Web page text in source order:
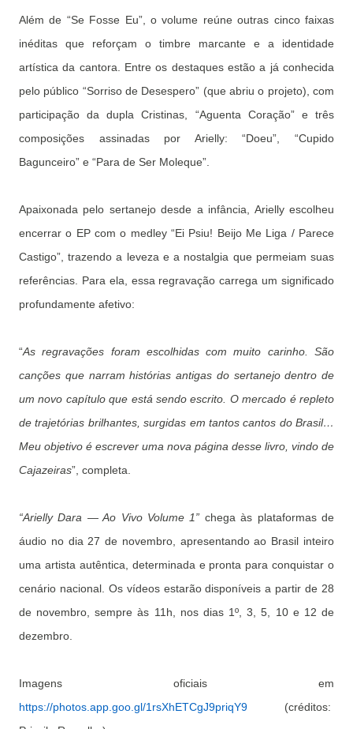
Além de “Se Fosse Eu”, o volume reúne outras cinco faixas
inéditas que reforçam o timbre marcante e a identidade
artística da cantora. Entre os destaques estão a já conhecida
pelo público “Sorriso de Desespero” (que abriu o projeto), com
participação da dupla Cristinas, “Aguenta Coração” e três
composições assinadas por Arielly: “Doeu”, “Cupido
Bagunceiro” e “Para de Ser Moleque”.
Apaixonada pelo sertanejo desde a infância, Arielly escolheu
encerrar o EP com o medley “Ei Psiu! Beijo Me Liga / Parece
Castigo”, trazendo a leveza e a nostalgia que permeiam suas
referências. Para ela, essa regravação carrega um significado
profundamente afetivo:
“As regravações foram escolhidas com muito carinho. São
canções que narram histórias antigas do sertanejo dentro de
um novo capítulo que está sendo escrito. O mercado é repleto
de trajetórias brilhantes, surgidas em tantos cantos do Brasil…
Meu objetivo é escrever uma nova página desse livro, vindo de
Cajazeiras”, completa.
“Arielly Dara — Ao Vivo Volume 1” chega às plataformas de
áudio no dia 27 de novembro, apresentando ao Brasil inteiro
uma artista autêntica, determinada e pronta para conquistar o
cenário nacional. Os vídeos estarão disponíveis a partir de 28
de novembro, sempre às 11h, nos dias 1º, 3, 5, 10 e 12 de
dezembro.
Imagens oficiais em
https://photos.app.goo.gl/1rsXhETCgJ9priqY9 (créditos: